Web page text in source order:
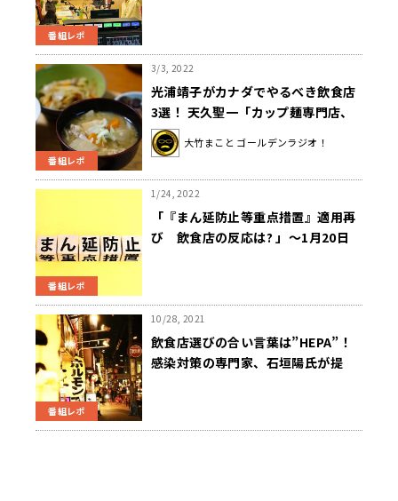
番組レポ
番組レポ
3/3, 2022
光浦靖子がカナダでやるべき飲食店
3選！ 天久聖一「カップ麺専門店、
豚汁と◯◯の店、お好み焼きと◯◯
の店」？
大竹まこと ゴールデンラジオ！
番組レポ
1/24, 2022
「『まん延防止等重点措置』適用再
び 飲食店の反応は? 」～1月20日
番組レポ
10/28, 2021
飲食店選びの合い言葉は”HEPA”！
感染対策の専門家、石垣陽氏が提